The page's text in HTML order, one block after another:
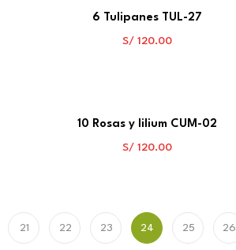
6 Tulipanes TUL-27
S/120.00
10 Rosas y lilium CUM-02
S/120.00
21 22 23 24 25 26